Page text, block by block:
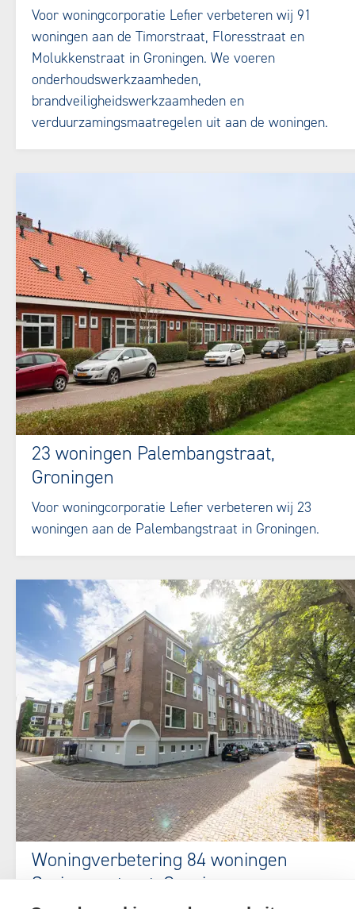
Voor woningcorporatie Lefier verbeteren wij 91
woningen aan de Timorstraat, Floresstraat en
Molukkenstraat in Groningen. We voeren
onderhoudswerkzaamheden,
brandveiligheidswerkzaamheden en
verduurzamingsmaatregelen uit aan de woningen.
23 woningen Palembangstraat,
Groningen
Voor woningcorporatie Lefier verbeteren wij 23
woningen aan de Palembangstraat in Groningen.
Woningverbetering 84 woningen
Surinamestraat, Groningen